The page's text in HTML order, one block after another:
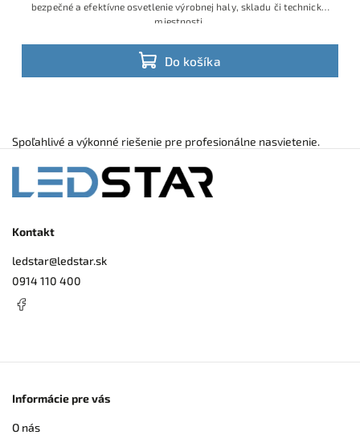
Do košíka
bezpečné a efektívne osvetlenie výrobnej haly, skladu či technickej
miestnosti.
Spoľahlivé a výkonné riešenie pre profesionálne nasvietenie.
Kontakt
ledstar@ledstar.sk
0914 110 400
Informácie pre vás
O nás